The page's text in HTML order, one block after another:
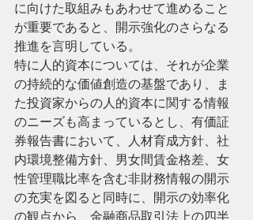
に向けた取組みもあわせて進めること
が重要であると、開示強化のさらなる
推進を言明している。
特に人的資本については、それが企業
の持続的な価値創造の基盤であり、ま
た投資家からの人的資本に関する情報
のニーズも高まっているとし、有価証
券報告書において、人材育成方針、社
内環境整備方針、男女間賃⾦格差、女
性管理職比率を含む非財務情報の開示
の充実を図ると同時に、開示の効率化
の観点から、⾦融商品取引法上の四半